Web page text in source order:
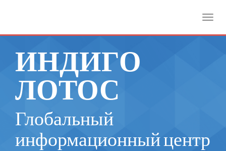
ИНДИГО
ЛОТОС
Глобальный
информационный центр